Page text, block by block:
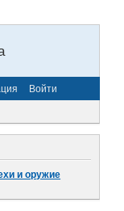
Войти
и оружие